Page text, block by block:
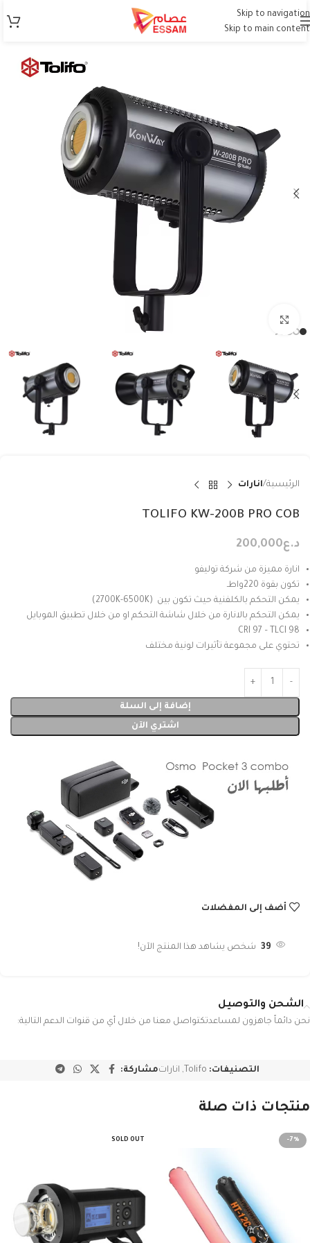
Skip to navigation
Skip to main content
الرئيسية انارات
TOLIFO KW-200B PRO COB
د.ع200,000
انارة مميزة من شركة توليفو
تكون بقوة 220واطـ
يمكن التحكم بالكلفنية حيث تكون بين (2700K-6500K)
يمكن التحكم بالانارة من خلال شاشة التحكم او من خلال تطبيق الموبايل
CRI 97 – TLCI 98
تحتوي على مجموعة تأثيرات لونية مختلف
إضافة إلى السلة
اشتري الآن
أضف إلى المفضلات
39 شخص يشاهد هذا المنتج الآن!
الشحن والتوصيل
نحن دائماً جاهزون لمساعدتكتواصل معنا من خلال أي من قنوات الدعم التالية:
التصنيفات: Tolifo
, اناراتمشاركة:
منتجات ذات صلة
-7%
SOLD OUT